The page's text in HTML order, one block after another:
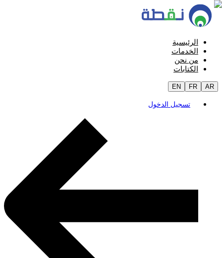
الرئيسية
الخدمات
من نحن
الكتابات
EN FR AR
تسجيل الدخول